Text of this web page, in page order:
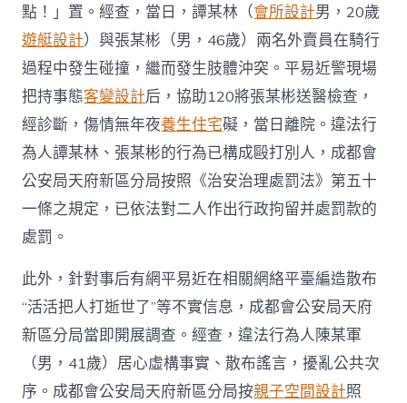
點！」置。經查，當日，譚某林（會所設計男，20歲
遊艇設計）與張某彬（男，46歲）兩名外賣員在騎行
過程中發生碰撞，繼而發生肢體沖突。平易近警現場
把持事態客變設計后，協助120將張某彬送醫檢查，
經診斷，傷情無年夜養生住宅礙，當日離院。違法行
為人譚某林、張某彬的行為已構成毆打別人，成都會
公安局天府新區分局按照《治安治理處罰法》第五十
一條之規定，已依法對二人作出行政拘留并處罰款的
處罰。
此外，針對事后有網平易近在相關網絡平臺編造散布
“活活把人打逝世了”等不實信息，成都會公安局天府
新區分局當即開展調查。經查，違法行為人陳某軍
（男，41歲）居心虛構事實、散布謠言，擾亂公共次
序。成都會公安局天府新區分局按親子空間設計照